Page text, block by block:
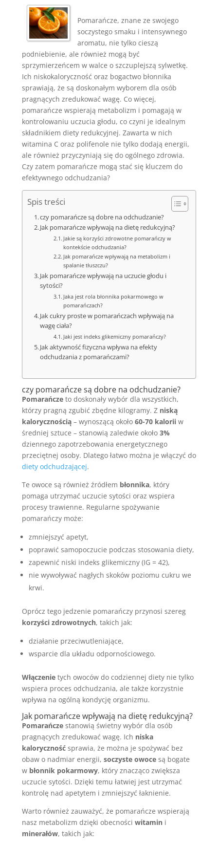
Pomarańcze, znane ze swojego
soczystego smaku i intensywnego
aromatu, nie tylko cieszą
podniebienie, ale również mogą być
sprzymierzeńcem w walce o szczuplejszą sylwetkę.
Ich niskokaloryczność oraz bogactwo błonnika
sprawiają, że są doskonałym wyborem dla osób
pragnących zredukować wagę. Co więcej,
pomarańcze wspierają metabolizm i pomagają w
kontrolowaniu uczucia głodu, co czyni je idealnym
składnikiem diety redukcyjnej. Zawarta w nich
witamina C oraz polifenole nie tylko dodają energii,
ale również przyczyniają się do ogólnego zdrowia.
Czy zatem pomarańcze mogą stać się kluczem do
efektywnego odchudzania?
Spis treści
czy pomarańcze są dobre na odchudzanie?
Jak pomarańcze wpływają na dietę redukcyjną?
Jakie są korzyści zdrowotne pomarańczy w
kontekście odchudzania?
Jak pomarańcze wpływają na metabolizm i
spalanie tłuszczu?
Jak pomarańcze wpływają na uczucie głodu i
sytości?
Jaka jest rola błonnika pokarmowego w
pomarańczach?
Jak cukry proste w pomarańczach wpływają na
wagę ciała?
Jaki jest indeks glikemiczny pomarańczy?
Jak aktywność fizyczna wpływa na efekty
odchudzania z pomarańczami?
czy pomarańcze są dobre na odchudzanie?
Pomarańczeto doskonały wybór dla wszystkich,
którzy pragną zgubić zbędne kilogramy. Z niską
kalorycznością– wynoszącą około 60-70 kaloriiw
średniej sztuce – stanowią zaledwie około 3%
dziennego zapotrzebowania energetycznego
przeciętnej osoby. Dlatego łatwo można je włączyć do
diety odchudzającej.
Te owoce są również źródłem błonnika, który
pomaga utrzymać uczucie sytości oraz wspiera
procesy trawienne. Regularne spożywanie
pomarańczy może:
zmniejszyć apetyt,
poprawić samopoczucie podczas stosowania diety,
zapewnić niski indeks glikemiczny (IG = 42),
nie wywoływać nagłych skoków poziomu cukru we
krwi.
Oprócz tego jedzenie pomarańczy przynosi szereg
korzyści zdrowotnych, takich jak:
działanie przeciwutleniające,
wsparcie dla układu odpornościowego.
Włączenietych owoców do codziennej diety nie tylko
wspiera proces odchudzania, ale także korzystnie
wpływa na ogólną kondycję organizmu.
Jak pomarańcze wpływają na dietę redukcyjną?
Pomarańczestanowią świetny wybór dla osób
pragnących zredukować wagę. Ich niska
kalorycznośćsprawia, że można je spożywać bez
obaw o nadmiar energii, soczyste owocesą bogate
w błonnik pokarmowy, który znacząco zwiększa
uczucie sytości. Dzięki temu łatwiej jest utrzymać
kontrolę nad apetytem i zmniejszyć łaknienie.
Warto również zauważyć, że pomarańcze wspierają
nasz metabolizm dzięki obecności witamini
minerałów, takich jak: